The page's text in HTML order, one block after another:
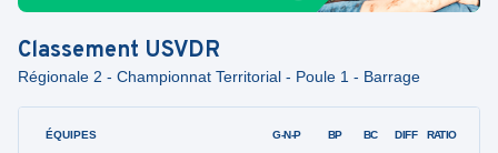
Classement USVDR
Régionale 2 - Championnat Territorial - Poule 1 - Barrage
ÉQUIPES G-N-P BP BC DIFF RATIO